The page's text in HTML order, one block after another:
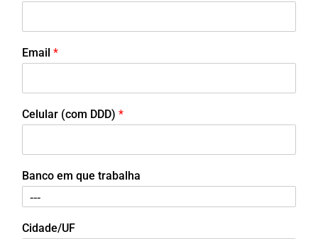
Email *
Celular (com DDD) *
Banco em que trabalha
Cidade/UF